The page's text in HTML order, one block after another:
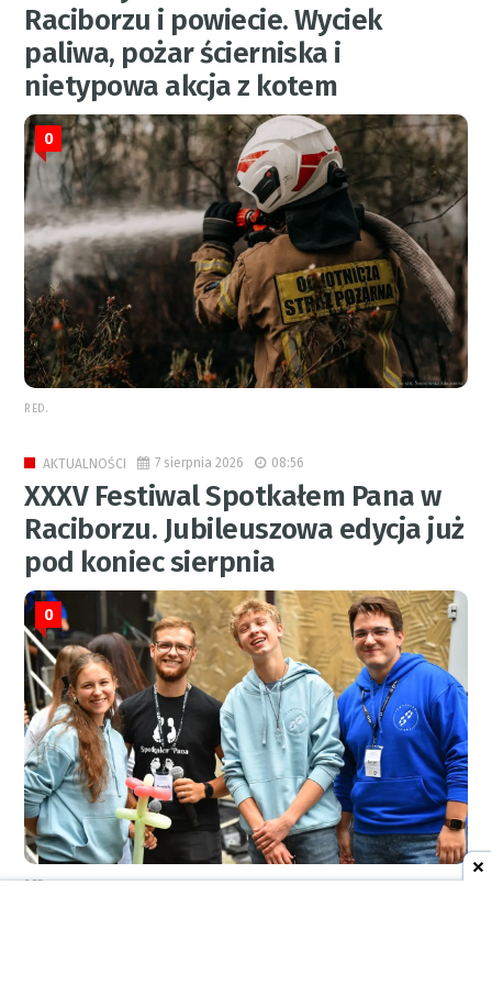
Raciborzu i powiecie. Wyciek
paliwa, pożar ścierniska i
nietypowa akcja z kotem
0
RED.
AKTUALNOŚCI 7 sierpnia 2026 08:56
XXXV Festiwal Spotkałem Pana w
Raciborzu. Jubileuszowa edycja już
pod koniec sierpnia
0
RED.